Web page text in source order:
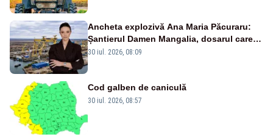
Ancheta explozivă Ana Maria Păcuraru:
Șantierul Damen Mangalia, dosarul care
scufundă apărarea României
30 iul. 2026, 08:09
Cod galben de caniculă
30 iul. 2026, 08:57